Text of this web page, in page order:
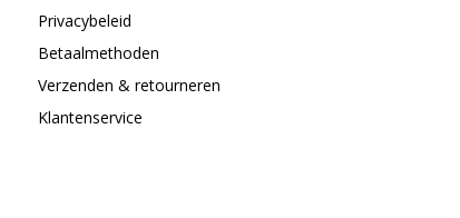
Privacybeleid
Betaalmethoden
Verzenden & retourneren
Klantenservice